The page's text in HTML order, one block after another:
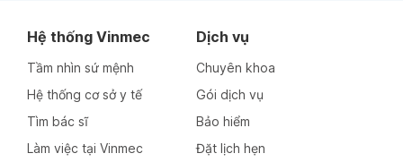
Hệ thống Vinmec
Tầm nhìn sứ mệnh
Hệ thống cơ sở y tế
Tìm bác sĩ
Làm việc tại Vinmec
Dịch vụ
Chuyên khoa
Gói dịch vụ
Bảo hiểm
Đặt lịch hẹn